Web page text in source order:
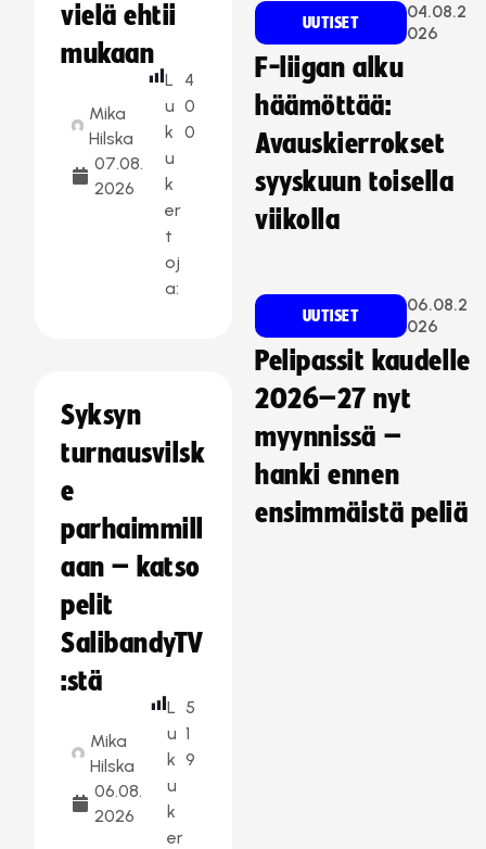
vielä ehtii
mukaan
Mika
Hilska
07.08.
2026
L
u
k
u
k
er
t
oj
a:
4
0
0
Syksyn
turnausvilsk
e
parhaimmill
aan – katso
pelit
SalibandyTV
:stä
Mika
Hilska
06.08.
2026
L
u
k
u
k
er
5
1
9
UUTISET
04.08.2
026
F-liigan alku
häämöttää:
Avauskierrokset
syyskuun toisella
viikolla
UUTISET
06.08.2
026
Pelipassit kaudelle
2026–27 nyt
myynnissä –
hanki ennen
ensimmäistä peliä